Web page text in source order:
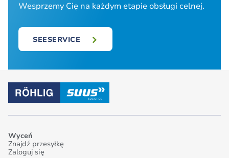
Wesprzemy Cię na każdym etapie obsługi celnej.
SEESERVICE
Wyceń
Znajdź przesyłkę
Zaloguj się